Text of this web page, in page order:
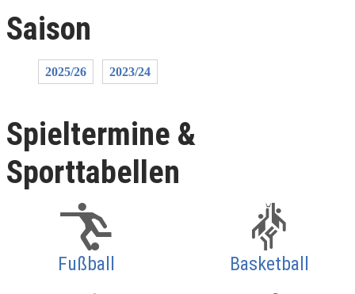
Saison
2025/26 2023/24
Spieltermine &
Sporttabellen
Fußball Basketball